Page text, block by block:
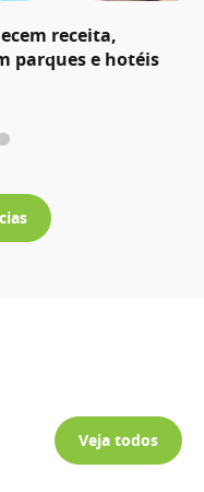
receita,
parques e hotéis
Veja todos